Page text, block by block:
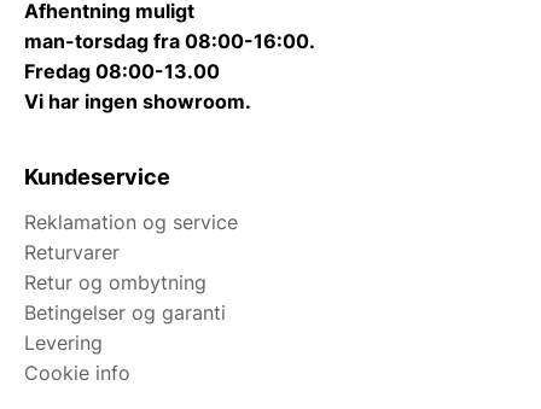
Afhentning muligt
man-torsdag fra 08:00-16:00.
Fredag 08:00-13.00
Vi har ingen showroom.
Kundeservice
Reklamation og service
Returvarer
Retur og ombytning
Betingelser og garanti
Levering
Cookie info